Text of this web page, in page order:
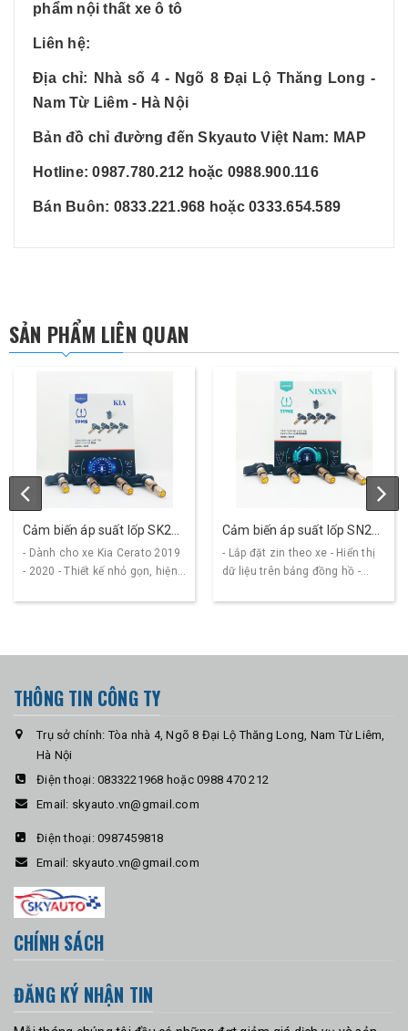
phẩm nội thất xe ô tô
Liên hệ:
Địa chỉ: Nhà số 4 - Ngõ 8 Đại Lộ Thăng Long -
Nam Từ Liêm - Hà Nội
Bản đồ chỉ đường đến Skyauto Việt Nam: MAP
Hotline: 0987.780.212 hoặc 0988.900.116
Bán Buôn: 0833.221.968 hoặc 0333.654.589
SẢN PHẨM LIÊN QUAN
Cảm biến áp suất lốp SK21
cho xe Kia
- Dành cho xe Kia Cerato 2019
- 2020 - Thiết kế nhỏ gọn, hiện
Cảm biến áp suất lốp SN21
dành riêng cho dòng xe
Nissan
- Lắp đặt zin theo xe - Hiển thị
dữ liệu trên bảng đồng hồ -
THÔNG TIN CÔNG TY
Trụ sở chính: Tòa nhà 4, Ngõ 8 Đại Lộ Thăng Long, Nam Từ Liêm,
Hà Nội
Điện thoại: 0833221968 hoặc 0988 470 212
Email: skyauto.vn@gmail.com
Điện thoại: 0987459818
Email: skyauto.vn@gmail.com
CHÍNH SÁCH
ĐĂNG KÝ NHẬN TIN